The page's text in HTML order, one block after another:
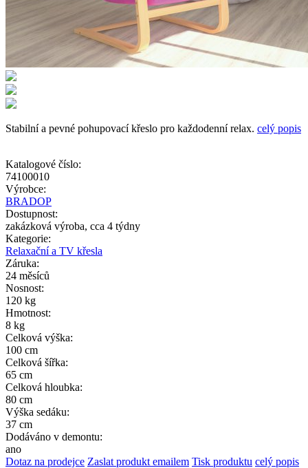
Stabilní a pevné pohupovací křeslo pro každodenní relax. celý popis
Katalogové číslo:
74100010
Výrobce:
BRADOP
Dostupnost:
zakázková výroba, cca 4 týdny
Kategorie:
Relaxační a TV křesla
Záruka:
24 měsíců
Nosnost:
120 kg
Hmotnost:
8 kg
Celková výška:
100 cm
Celková šířka:
65 cm
Celková hloubka:
80 cm
Výška sedáku:
37 cm
Dodáváno v demontu:
ano
Dotaz na prodejce Zaslat produkt emailem Tisk produktu celý popis